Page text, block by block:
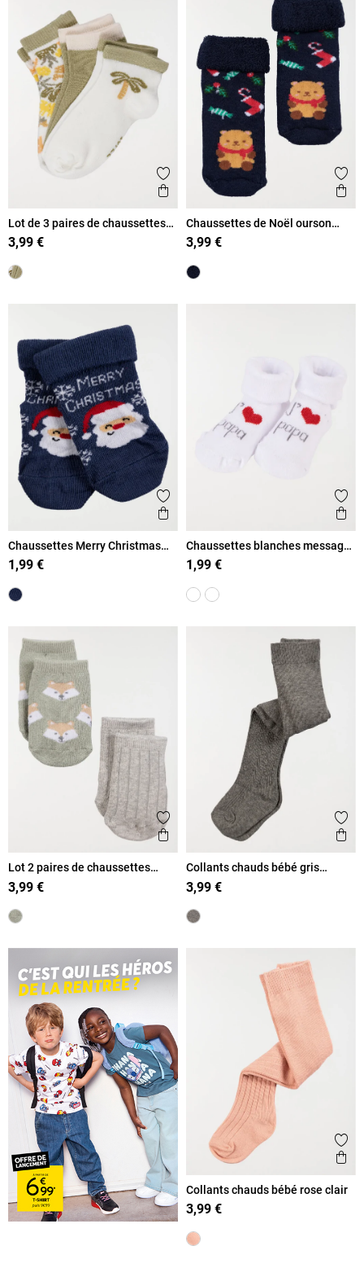
Ajouter aux favoris
Aperçu rapide
Lot de 3 paires de chaussettes
garçon
3,99 €
Chaussettes de Noël ourson
bébé
3,99 €
Ajouter aux favoris
Aperçu rapide
Chaussettes Merry Christmas
bébé
1,99 €
Chaussettes blanches message
bébé
1,99 €
Ajouter aux favoris
Aperçu rapide
Lot 2 paires de chaussettes
garçon
3,99 €
Collants chauds bébé gris
anthracite
3,99 €
Collants chauds bébé rose clair
3,99 €